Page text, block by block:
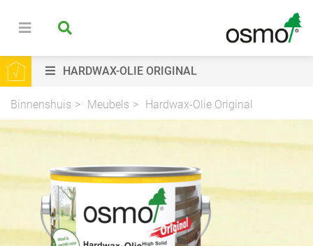
HARDWAX-OLIE ORIGINAL
Binnenshuis Meubels Hardwax-Olie Original